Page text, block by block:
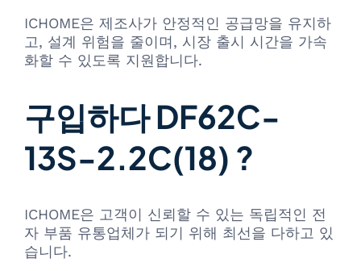
ICHOME은 제조사가 안정적인 공급망을 유지하
고, 설계 위험을 줄이며, 시장 출시 시간을 가속
화할 수 있도록 지원합니다.
구입하다 DF62C-
13S-2.2C(18) ?
ICHOME은 고객이 신뢰할 수 있는 독립적인 전
자 부품 유통업체가 되기 위해 최선을 다하고 있
습니다.